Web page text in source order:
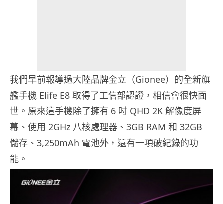
我們早前報導過大陸品牌金立（Gionee）的全新旗
艦手機 Elife E8 取得了工信部認證，相信會很快面
世。原來這手機除了擁有 6 吋 QHD 2K 解像度屏
幕、使用 2GHz 八核處理器、3GB RAM 和 32GB
儲存、3,250mAh 電池外，還有一項破紀錄的功
能。